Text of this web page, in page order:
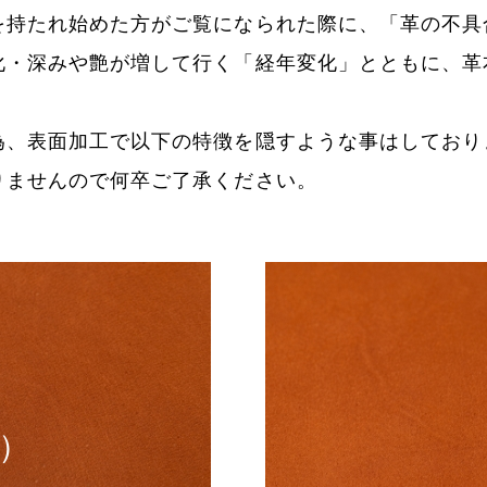
たれ始めた方がご覧になられた際に、「革の不
深みや艶が増して行く「経年変化」とともに、
表面加工で以下の特徴を隠すような事はしてお
せんので何卒ご了承ください。